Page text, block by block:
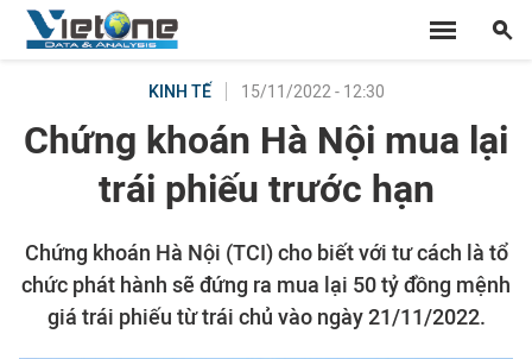
KINH TẾ 15/11/2022 - 12:30
Chứng khoán Hà Nội mua lại
trái phiếu trước hạn
Chứng khoán Hà Nội (TCI) cho biết với tư cách là tổ
chức phát hành sẽ đứng ra mua lại 50 tỷ đồng mệnh
giá trái phiếu từ trái chủ vào ngày 21/11/2022.